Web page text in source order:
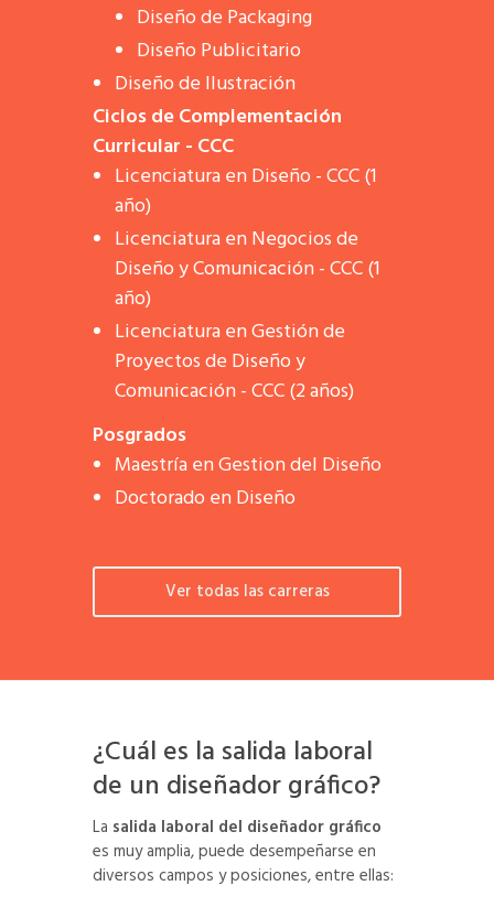
Diseño de Packaging
Diseño Publicitario
Diseño de Ilustración
Ciclos de Complementación
Curricular - CCC
Licenciatura en Diseño - CCC (1
año)
Licenciatura en Negocios de
Diseño y Comunicación - CCC (1
año)
Licenciatura en Gestión de
Proyectos de Diseño y
Comunicación - CCC (2 años)
Posgrados
Maestría en Gestion del Diseño
Doctorado en Diseño
Ver todas las carreras
¿Cuál es la salida laboral
de un diseñador gráfico?
La salida laboral del diseñador gráfico
es muy amplia, puede desempeñarse en
diversos campos y posiciones, entre ellas: